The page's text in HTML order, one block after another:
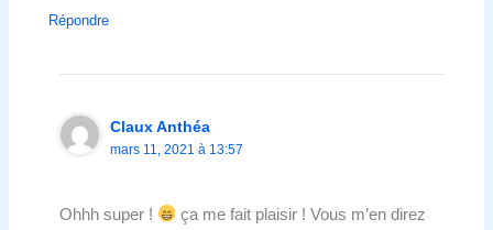
Répondre
Claux Anthéa
mars 11, 2021 à 13:57
Ohhh super !
ça me fait plaisir ! Vous m’en direz